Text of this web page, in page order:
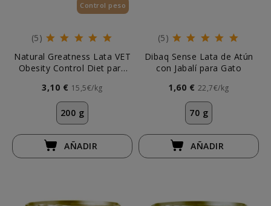
Control peso
(5)
Natural Greatness Lata VET
Obesity Control Diet para
3,10 € 15,5€/kg
200 g
AÑADIR
(5)
Dibaq Sense Lata de Atún
con Jabalí para Gato
1,60 € 22,7€/kg
70 g
AÑADIR